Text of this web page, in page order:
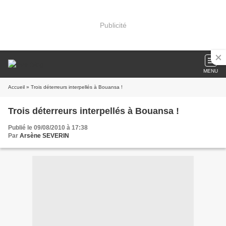
Publicité
MENU
Accueil » Trois déterreurs interpellés à Bouansa !
Trois déterreurs interpellés à Bouansa !
Publié le 09/08/2010 à 17:38
Par Arsène SEVERIN